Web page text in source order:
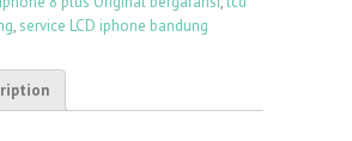
,service LCD iphone bandung